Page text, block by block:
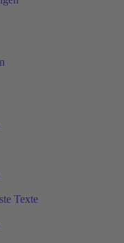
Texte